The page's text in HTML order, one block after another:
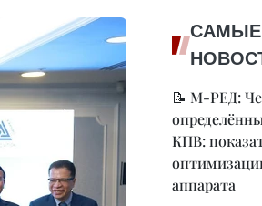
САМЫЕ
📝 М-РЕД:
КПВ:
аппарата